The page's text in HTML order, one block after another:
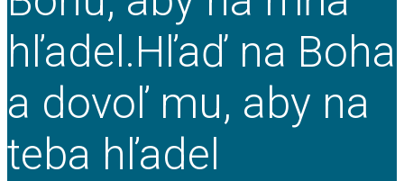
hľadel.Hľaď na Boha
a dovoľ mu, aby na
teba hľadel